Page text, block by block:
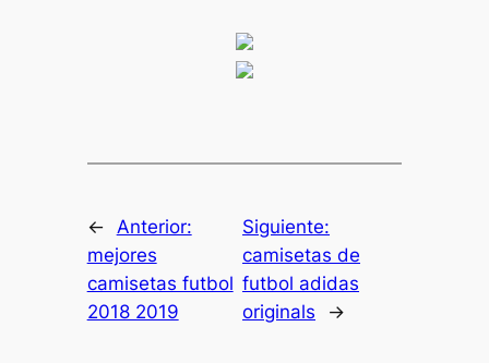
← Anterior:
mejores
camisetas futbol
2018 2019
Siguiente:
camisetas de
futbol adidas
originals
→